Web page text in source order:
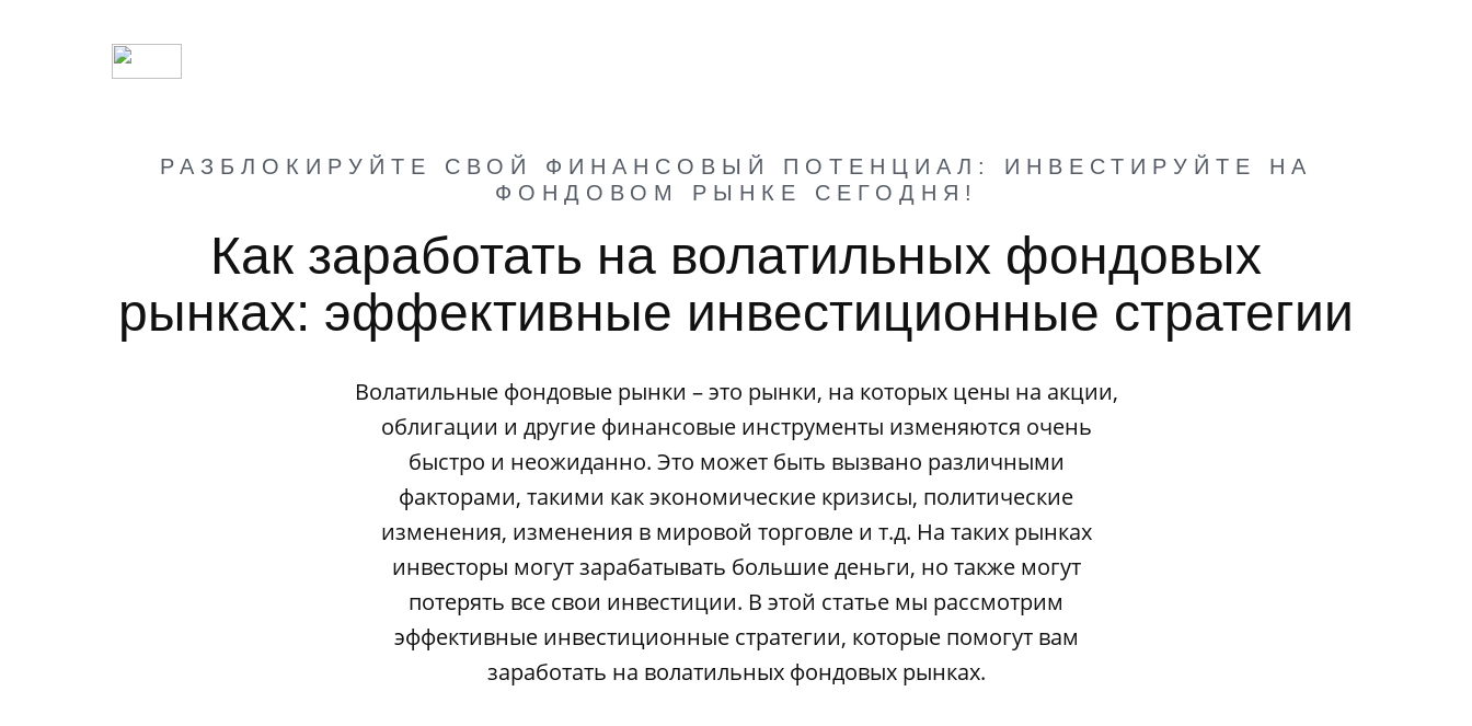
РАЗБЛОКИРУЙТЕ СВОЙ ФИНАНСОВЫЙ ПОТЕНЦИАЛ: ИНВЕСТИРУЙТЕ НА
ФОНДОВОМ РЫНКЕ СЕГОДНЯ!
Как заработать на волатильных фондовых
рынках: эффективные инвестиционные стратегии
Волатильные фондовые рынки – это рынки, на которых цены на акции,
облигации и другие финансовые инструменты изменяются очень
быстро и неожиданно. Это может быть вызвано различными
факторами, такими как экономические кризисы, политические
изменения, изменения в мировой торговле и т.д. На таких рынках
инвесторы могут зарабатывать большие деньги, но также могут
потерять все свои инвестиции. В этой статье мы рассмотрим
эффективные инвестиционные стратегии, которые помогут вам
заработать на волатильных фондовых рынках.